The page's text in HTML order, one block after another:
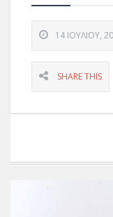
14 ΙΟΥΛΊΟΥ,
SHARE THIS